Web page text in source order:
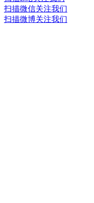
扫描微信关注我们
扫描微博关注我们